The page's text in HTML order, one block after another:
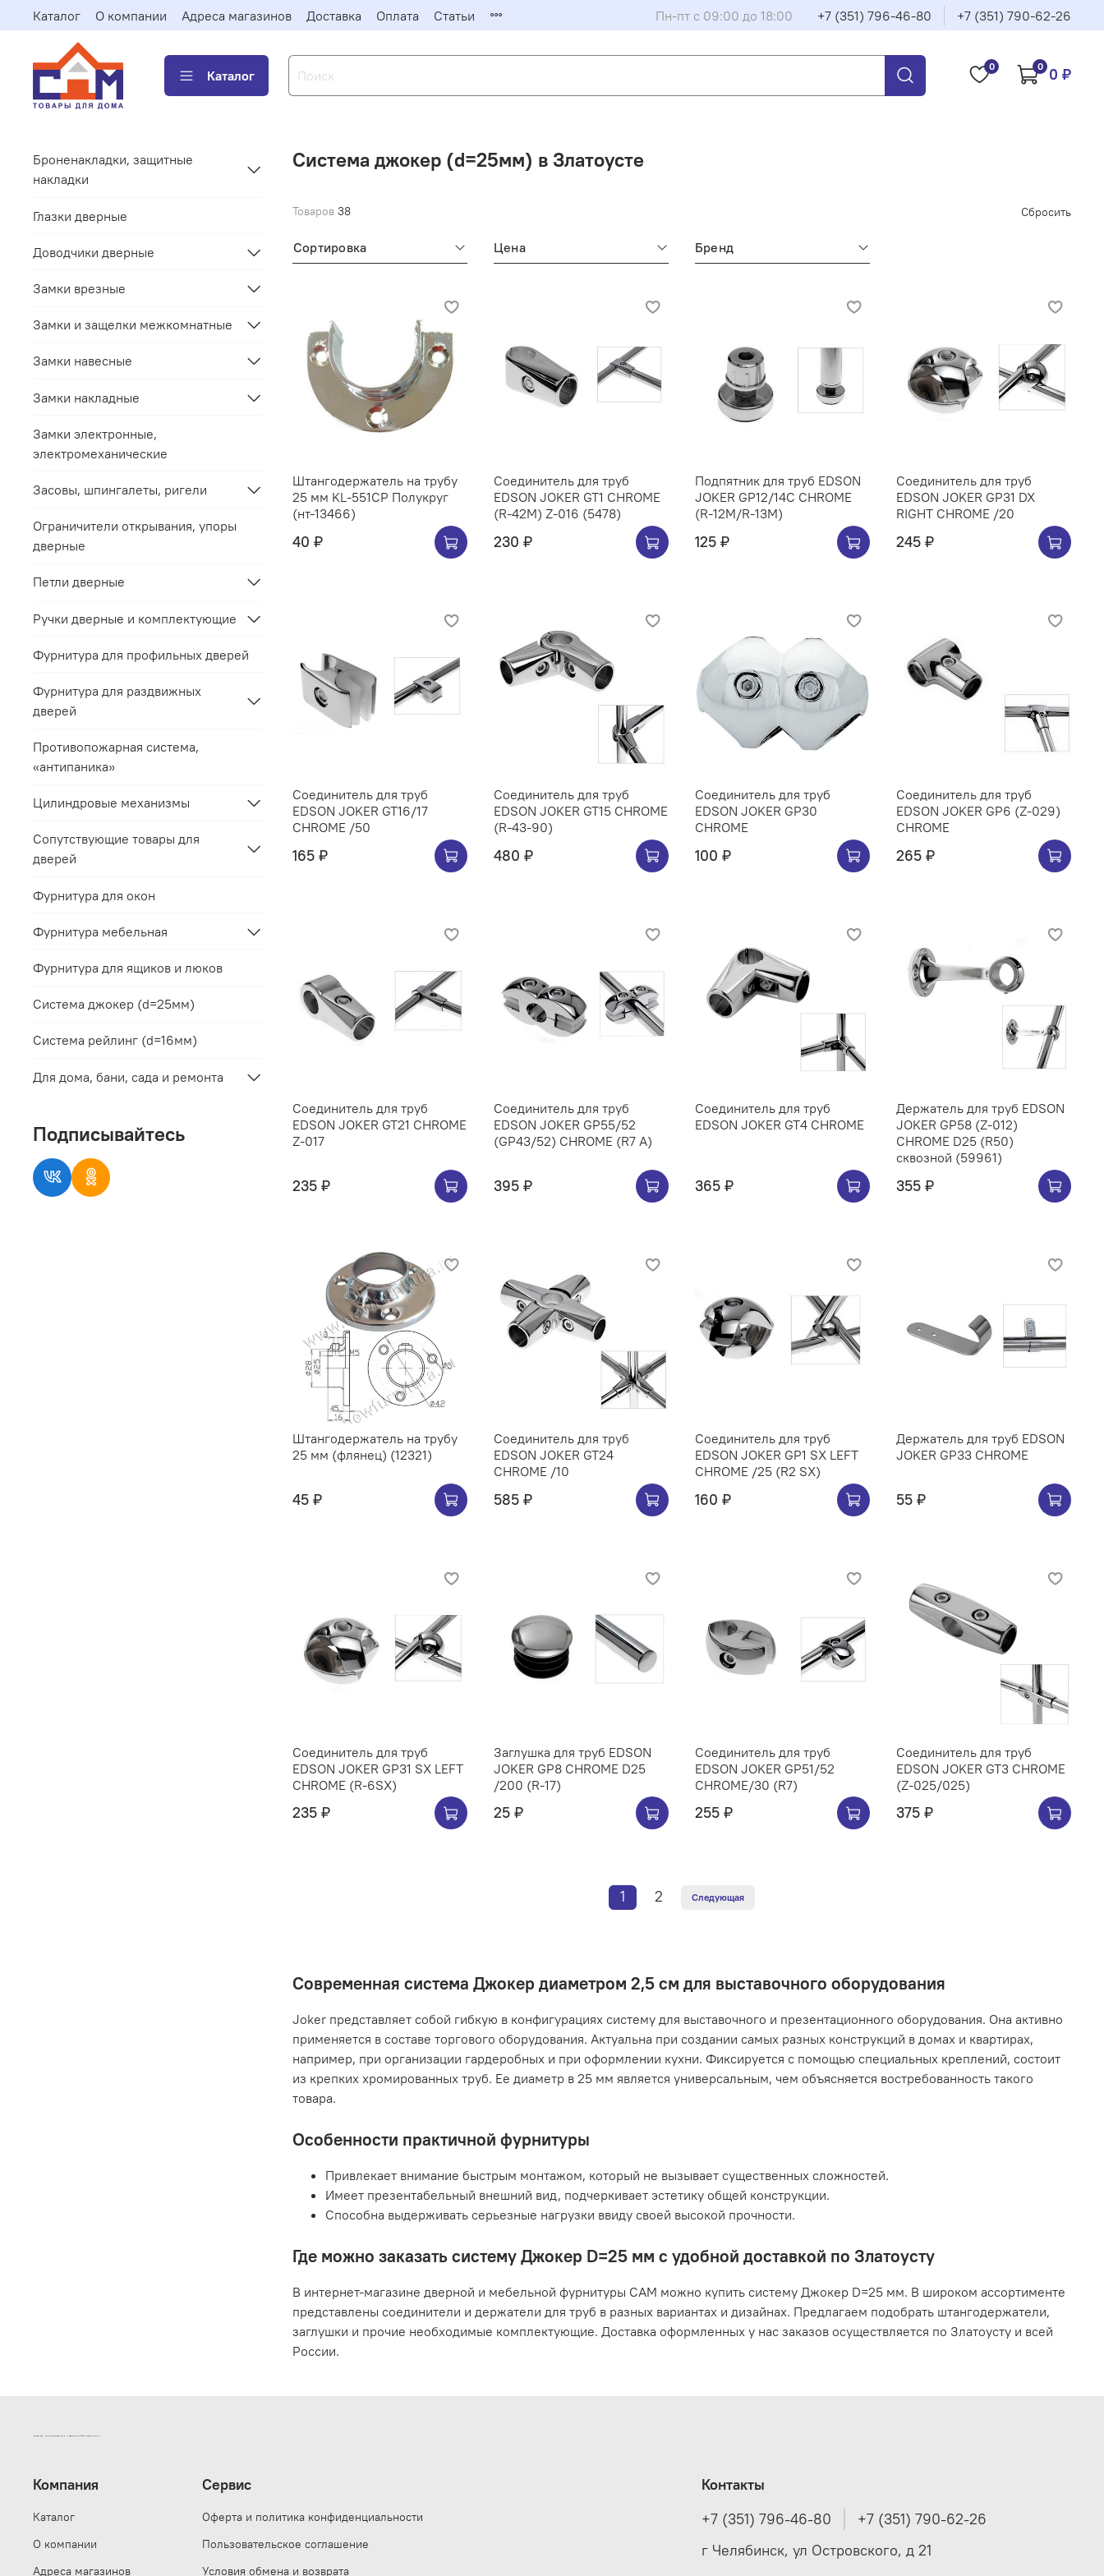
Каталог О компании Адреса магазинов Доставка Оплата Статьи Пн-пт с 09:00 до 18:00 +7 (351) 796-46-80 +7 (351) 790-62-26
Каталог
0 0 0 ₽
Система джокер (d=25мм) в Златоусте
Товаров 38 Сбросить
Сортировка Цена Бренд
Штангодержатель на трубу
25 мм KL-551CP Полукруг
(нт-13466)
40 ₽
Соединитель для труб
EDSON JOKER GT1 CHROME
(R-42M) Z-016 (5478)
230 ₽
Подпятник для труб EDSON
JOKER GP12/14C CHROME
(R-12M/R-13M)
125 ₽
Соединитель для труб
EDSON JOKER GP31 DX
RIGHT CHROME /20
245 ₽
Соединитель для труб
EDSON JOKER GT16/17
CHROME /50
165 ₽
Соединитель для труб
EDSON JOKER GT15 CHROME
(R-43-90)
480 ₽
Соединитель для труб
EDSON JOKER GP30
CHROME
100 ₽
Соединитель для труб
EDSON JOKER GP6 (Z-029)
CHROME
265 ₽
Соединитель для труб
EDSON JOKER GT21 CHROME
Z-017
235 ₽
Соединитель для труб
EDSON JOKER GP55/52
(GP43/52) CHROME (R7 A)
395 ₽
Соединитель для труб
EDSON JOKER GT4 CHROME
365 ₽
Держатель для труб EDSON
JOKER GP58 (Z-012)
CHROME D25 (R50)
сквозной (59961)
355 ₽
Штангодержатель на трубу
25 мм (флянец) (12321)
45 ₽
Соединитель для труб
EDSON JOKER GT24
CHROME /10
585 ₽
Соединитель для труб
EDSON JOKER GP1 SX LEFT
CHROME /25 (R2 SX)
160 ₽
Держатель для труб EDSON
JOKER GP33 CHROME
55 ₽
Соединитель для труб
EDSON JOKER GP31 SX LEFT
CHROME (R-6SX)
235 ₽
Заглушка для труб EDSON
JOKER GP8 CHROME D25
/200 (R-17)
25 ₽
Соединитель для труб
EDSON JOKER GP51/52
CHROME/30 (R7)
255 ₽
Соединитель для труб
EDSON JOKER GT3 CHROME
(Z-025/025)
375 ₽
1 2 Следующая
Современная система Джокер диаметром 2,5 см для выставочного оборудования
Joker представляет собой гибкую в конфигурациях систему для выставочного и презентационного оборудования. Она активно
применяется в составе торгового оборудования. Актуальна при создании самых разных конструкций в домах и квартирах,
например, при организации гардеробных и при оформлении кухни. Фиксируется с помощью специальных креплений, состоит
из крепких хромированных труб. Ее диаметр в 25 мм является универсальным, чем объясняется востребованность такого
товара.
Особенности практичной фурнитуры
Привлекает внимание быстрым монтажом, который не вызывает существенных сложностей.
Имеет презентабельный внешний вид, подчеркивает эстетику общей конструкции.
Способна выдерживать серьезные нагрузки ввиду своей высокой прочности.
Где можно заказать систему Джокер D=25 мм с удобной доставкой по Златоусту
В интернет-магазине дверной и мебельной фурнитуры САМ можно купить систему Джокер D=25 мм. В широком ассортименте
представлены соединители и держатели для труб в разных вариантах и дизайнах. Предлагаем подобрать штангодержатели,
заглушки и прочие необходимые комплектующие. Доставка оформленных у нас заказов осуществляется по Златоусту и всей
России.
Броненакладки, защитные
накладки
Глазки дверные
Доводчики дверные
Замки врезные
Замки и защелки межкомнатные
Замки навесные
Замки накладные
Замки электронные,
электромеханические
Засовы, шпингалеты, ригели
Ограничители открывания, упоры
дверные
Петли дверные
Ручки дверные и комплектующие
Фурнитура для профильных дверей
Фурнитура для раздвижных
дверей
Противопожарная система,
«антипаника»
Цилиндровые механизмы
Сопутствующие товары для
дверей
Фурнитура для окон
Фурнитура мебельная
Фурнитура для ящиков и люков
Система джокер (d=25мм)
Система рейлинг (d=16мм)
Для дома, бани, сада и ремонта
Подписывайтесь
Компания
Каталог
О компании
Адреса магазинов
Сервис
Оферта и политика конфиденциальности
Пользовательское соглашение
Условия обмена и возврата
Контакты
+7 (351) 796-46-80
+7 (351) 790-62-26
г Челябинск, ул Островского, д 21